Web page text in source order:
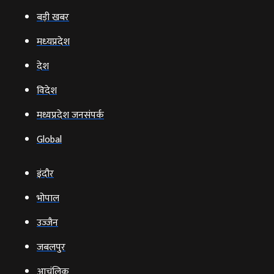
बड़ी खबर
मध्‍यप्रदेश
देश
विदेश
मध्यप्रदेश जनसंपर्क
Global
इंदौर
भोपाल
उज्‍जैन
जबलपुर